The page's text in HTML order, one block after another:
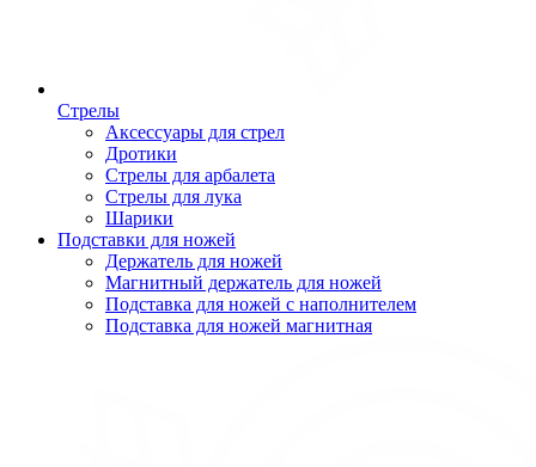
Стрелы
Аксессуары для стрел
Дротики
Стрелы для арбалета
Стрелы для лука
Шарики
Подставки для ножей
Держатель для ножей
Магнитный держатель для ножей
Подставка для ножей с наполнителем
Подставка для ножей магнитная